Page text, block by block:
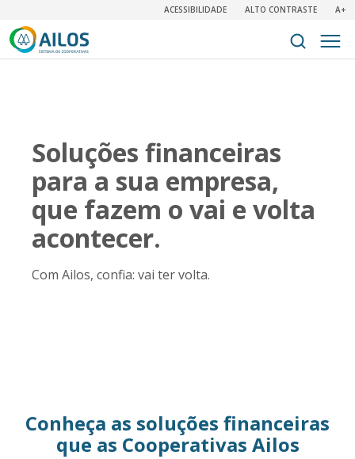
ACESSIBILIDADE ALTO CONTRASTE A+
Soluções financeiras
para a sua empresa,
que fazem o vai e volta
acontecer.
Com Ailos, confia: vai ter volta.
Conheça as soluções financeiras
que as Cooperativas Ailos